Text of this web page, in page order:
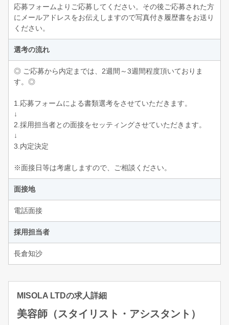
応募フォームよりご応募してください。その後ご応募された方
にメールアドレスをお伝えしますので写真付き履歴書をお送り
ください。
選考の流れ
◎ ご応募から内定までは、2週間～3週間程度頂いておりま
す。◎
1.応募フォームによる書類選考をさせていただきます。
↓
2.採用担当者との面接をセッティングさせていただきます。
↓
3.内定決定
※面接日等は考慮しますので、ご相談ください。
面接地
電話面接
採用担当者
長倉知沙
MISOLA LTDの求人詳細
美容師（スタイリスト・アシスタント）